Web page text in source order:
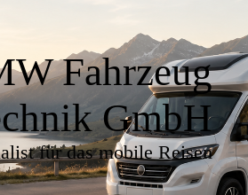
Fahrzeug
GmbH
für das mobile Reisen